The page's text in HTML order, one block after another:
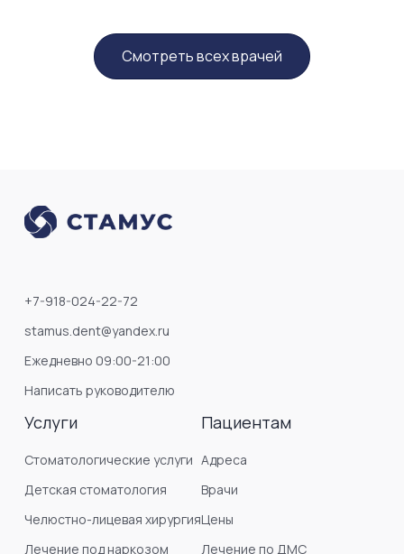
Смотреть всех врачей
+7-918-024-22-72
stamus.dent@yandex.ru
Ежедневно 09:00-21:00
Написать руководителю
Услуги
Стоматологические услуги
Детская стоматология
Челюстно-лицевая хирургия
Лечение под наркозом
Пациентам
Адреса
Врачи
Цены
Лечение по ДМС